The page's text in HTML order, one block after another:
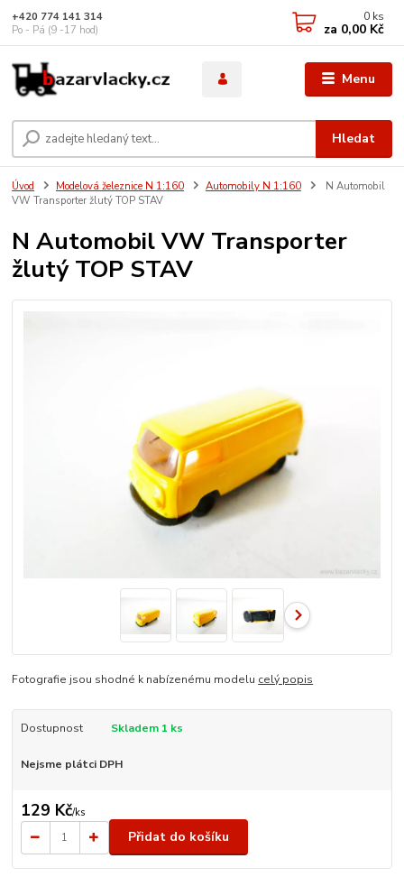
Menu
Hledat
+420 774 141 314
Po - Pá (9 -17 hod)
0 ks
za 0,00 Kč
Úvod Modelová železnice N 1:160 Automobily N 1:160
N Automobil
VW Transporter žlutý TOP STAV
N Automobil VW Transporter
žlutý TOP STAV
Fotografie jsou shodné k nabízenému modelu celý popis
Dostupnost Skladem 1 ks
Nejsme plátci DPH
129 Kč/ks
Přidat do košíku